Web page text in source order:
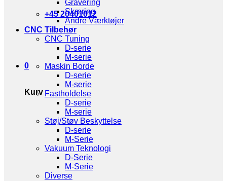
+45 20401012
0
Kurv
Gravering
Skæring
Andre Værktøjer
CNC Tilbehør
CNC Tuning
D-serie
M-serie
Maskin Borde
D-serie
M-serie
Fastholdelse
D-serie
M-serie
Støj/Støv Beskyttelse
D-serie
M-Serie
Vakuum Teknologi
D-Serie
M-Serie
Diverse